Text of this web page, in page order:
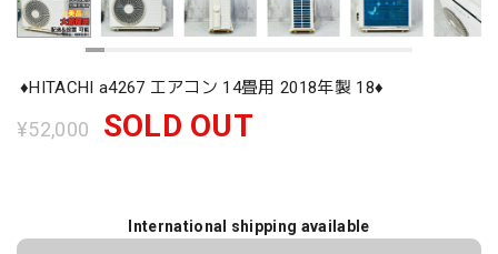
♦️HITACHI a4267 エアコン 14畳用 2018年製 18♦️
¥52,000 SOLD OUT
International shipping available